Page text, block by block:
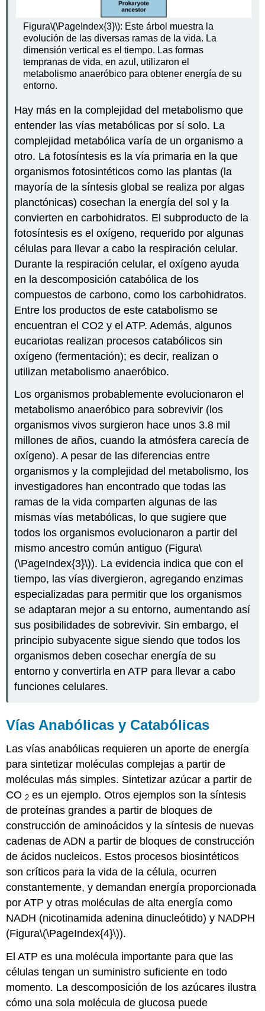
Figura\(\PageIndex{3}\): Este árbol muestra la
evolución de las diversas ramas de la vida. La
dimensión vertical es el tiempo. Las formas
tempranas de vida, en azul, utilizaron el
metabolismo anaeróbico para obtener energía de su
entorno.
Hay más en la complejidad del metabolismo que
entender las vías metabólicas por sí solo. La
complejidad metabólica varía de un organismo a
otro. La fotosíntesis es la vía primaria en la que
organismos fotosintéticos como las plantas (la
mayoría de la síntesis global se realiza por algas
planctónicas) cosechan la energía del sol y la
convierten en carbohidratos. El subproducto de la
fotosíntesis es el oxígeno, requerido por algunas
células para llevar a cabo la respiración celular.
Durante la respiración celular, el oxígeno ayuda
en la descomposición catabólica de los
compuestos de carbono, como los carbohidratos.
Entre los productos de este catabolismo se
encuentran el CO2 y el ATP. Además, algunos
eucariotas realizan procesos catabólicos sin
oxígeno (fermentación); es decir, realizan o
utilizan metabolismo anaeróbico.
Los organismos probablemente evolucionaron el
metabolismo anaeróbico para sobrevivir (los
organismos vivos surgieron hace unos 3.8 mil
millones de años, cuando la atmósfera carecía de
oxígeno). A pesar de las diferencias entre
organismos y la complejidad del metabolismo, los
investigadores han encontrado que todas las
ramas de la vida comparten algunas de las
mismas vías metabólicas, lo que sugiere que
todos los organismos evolucionaron a partir del
mismo ancestro común antiguo (Figura\
(\PageIndex{3}\)). La evidencia indica que con el
tiempo, las vías divergieron, agregando enzimas
especializadas para permitir que los organismos
se adaptaran mejor a su entorno, aumentando así
sus posibilidades de sobrevivir. Sin embargo, el
principio subyacente sigue siendo que todos los
organismos deben cosechar energía de su
entorno y convertirla en ATP para llevar a cabo
funciones celulares.
Vías Anabólicas y Catabólicas
Las víasanabólicas requieren un aporte de energía
para sintetizar moléculas complejas a partir de
moléculas más simples. Sintetizar azúcar a partir de
CO 2 es un ejemplo. Otros ejemplos son la síntesis
de proteínas grandes a partir de bloques de
construcción de aminoácidos y la síntesis de nuevas
cadenas de ADN a partir de bloques de construcción
de ácidos nucleicos. Estos procesos biosintéticos
son críticos para la vida de la célula, ocurren
constantemente, y demandan energía proporcionada
por ATP y otras moléculas de alta energía como
NADH (nicotinamida adenina dinucleótido) y NADPH
(Figura\(\PageIndex{4}\)).
El ATP es una molécula importante para que las
células tengan un suministro suficiente en todo
momento. La descomposición de los azúcares ilustra
cómo una sola molécula de glucosa puede